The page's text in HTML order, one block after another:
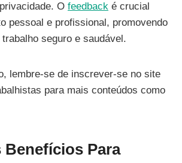
O feedback é crucial
pessoal e profissional, promovendo
seguro e saudável.
lembre-se de inscrever-se no site
para mais conteúdos como
Para